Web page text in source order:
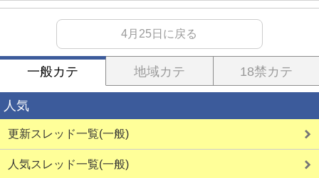
4月25日に戻る
一般カテ 地域カテ 18禁カテ
人気
更新スレッド一覧(一般)
人気スレッド一覧(一般)